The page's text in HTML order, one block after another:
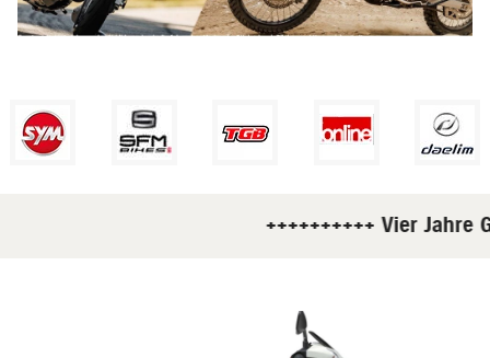
++++++++++ Vier Jahre